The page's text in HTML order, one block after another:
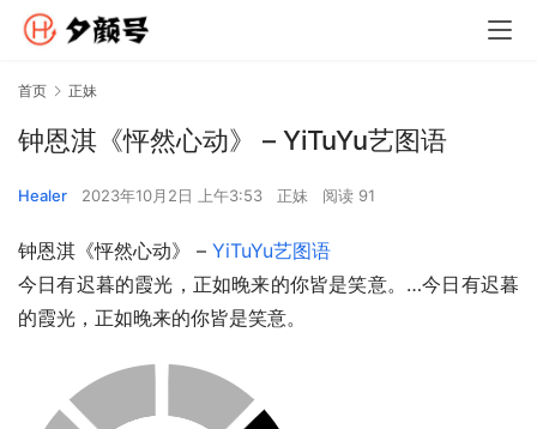
首页 正妹
钟恩淇《怦然心动》 – YiTuYu艺图语
Healer 2023年10月2日 上午3:53 正妹 阅读 91
钟恩淇《怦然心动》 – YiTuYu艺图语
今日有迟暮的霞光，正如晚来的你皆是笑意。…今日有迟暮
的霞光，正如晚来的你皆是笑意。